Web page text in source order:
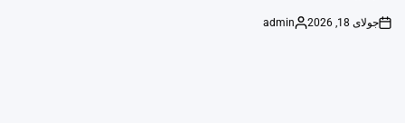
on
جولای 18, 2026
Posted
admin